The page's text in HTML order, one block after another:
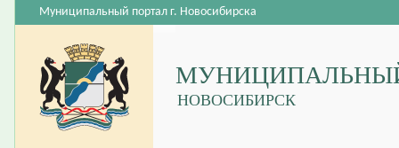
НОВОСИБИРСК
Муниципальный портал г. Новосибирска